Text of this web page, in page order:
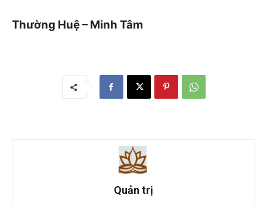
Thường Huệ – Minh Tâm
Quản trị